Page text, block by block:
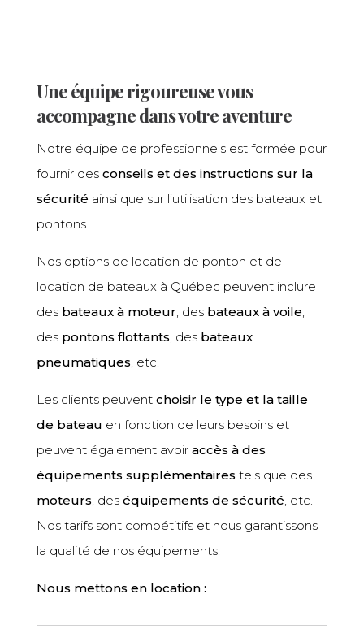
Une équipe rigoureuse vous
accompagne dans votre aventure
Notre équipe de professionnels est formée pour
fournir des conseils et des instructions sur la
sécurité ainsi que sur l’utilisation des bateaux et
pontons.
Nos options de location de ponton et de
location de bateaux à Québec peuvent inclure
des bateaux à moteur, des bateaux à voile,
des pontons flottants, des bateaux
pneumatiques, etc.
Les clients peuvent choisir le type et la taille
de bateau en fonction de leurs besoins et
peuvent également avoir accès à des
équipements supplémentaires tels que des
moteurs, des équipements de sécurité, etc.
Nos tarifs sont compétitifs et nous garantissons
la qualité de nos équipements.
Nous mettons en location :